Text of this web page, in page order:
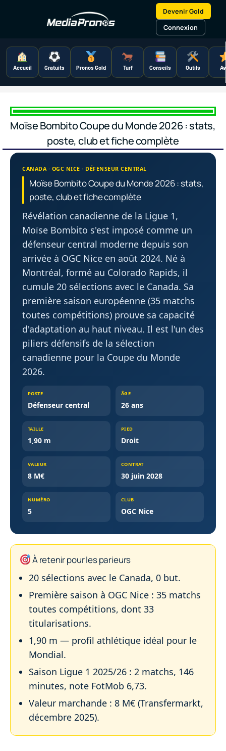
Devenir Gold
Connexion
Accueil Gratuits Pronos Gold Turf Conseils Outils
Moïse Bombito Coupe du Monde 2026 : stats,
poste, club et fiche complète
CANADA · OGC NICE · DÉFENSEUR CENTRAL
Moïse Bombito Coupe du Monde 2026 : stats,
poste, club et fiche complète
Révélation canadienne de la Ligue 1,
Moïse Bombito s'est imposé comme un
défenseur central moderne depuis son
arrivée à OGC Nice en août 2024. Né à
Montréal, formé au Colorado Rapids, il
cumule 20 sélections avec le Canada. Sa
première saison européenne (35 matchs
toutes compétitions) prouve sa capacité
d'adaptation au haut niveau. Il est l'un des
piliers défensifs de la sélection
canadienne pour la Coupe du Monde
2026.
POSTE
Défenseur central
ÂGE
26 ans
TAILLE
1,90 m
PIED
Droit
VALEUR
8 M€
CONTRAT
30 juin 2028
NUMÉRO
5
CLUB
OGC Nice
À retenir pour les parieurs
20 sélections avec le Canada, 0 but.
Première saison à OGC Nice : 35 matchs
toutes compétitions, dont 33
titularisations.
1,90 m — profil athlétique idéal pour le
Mondial.
Saison Ligue 1 2025/26 : 2 matchs, 146
minutes, note FotMob 6,73.
Valeur marchande : 8 M€ (Transfermarkt,
décembre 2025).